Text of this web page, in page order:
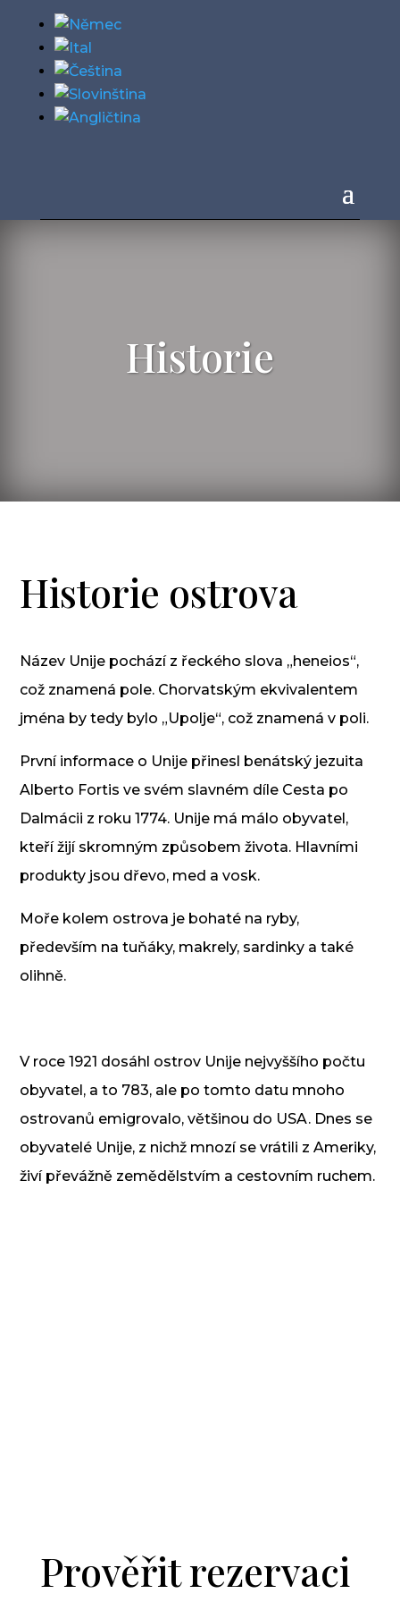
Historie
Historie ostrova
Název Unije pochází z řeckého slova „heneios“,
což znamená pole. Chorvatským ekvivalentem
jména by tedy bylo „Upolje“, což znamená v poli.
První informace o Unije přinesl benátský jezuita
Alberto Fortis ve svém slavném díle Cesta po
Dalmácii z roku 1774. Unije má málo obyvatel,
kteří žijí skromným způsobem života. Hlavními
produkty jsou dřevo, med a vosk.
Moře kolem ostrova je bohaté na ryby,
především na tuňáky, makrely, sardinky a také
olihně.
V roce 1921 dosáhl ostrov Unije nejvyššího počtu
obyvatel, a to 783, ale po tomto datu mnoho
ostrovanů emigrovalo, většinou do USA. Dnes se
obyvatelé Unije, z nichž mnozí se vrátili z Ameriky,
živí převážně zemědělstvím a cestovním ruchem.
Prověřit rezervaci